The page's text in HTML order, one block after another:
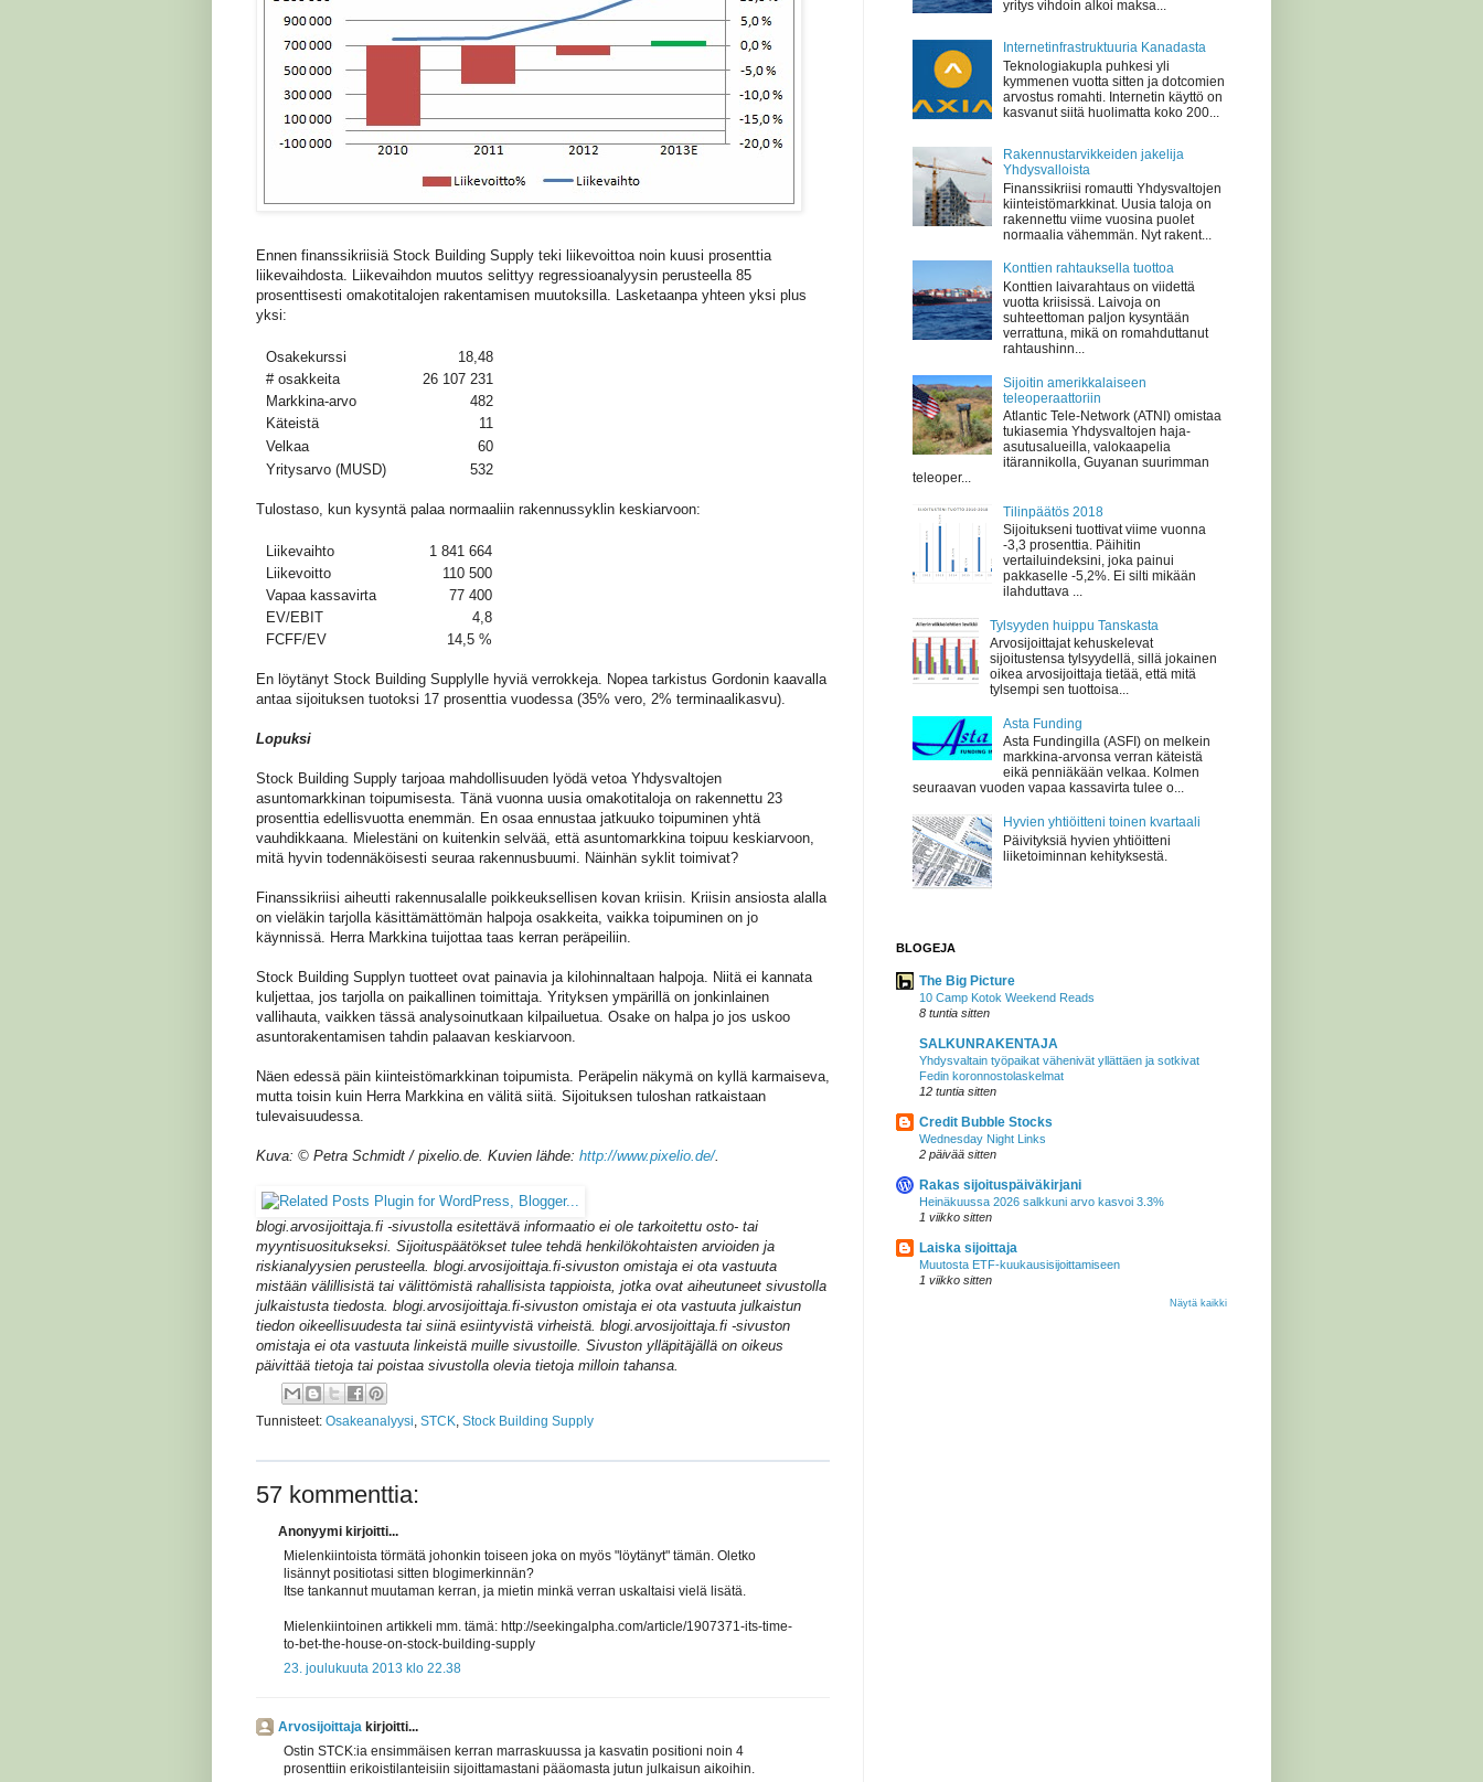
Ennen finanssikriisiä Stock Building Supply teki liikevoittoa noin kuusi prosenttia
liikevaihdosta. Liikevaihdon muutos selittyy regressioanalyysin perusteella 85
prosenttisesti omakotitalojen rakentamisen muutoksilla. Lasketaanpa yhteen yksi plus
yksi:
Osakekurssi
18,48
# osakkeita
26 107 231
Markkina-arvo
482
Käteistä
11
Velkaa
60
Yritysarvo (MUSD)
532
Tulostaso, kun kysyntä palaa normaaliin rakennussyklin keskiarvoon:
Liikevaihto
1 841 664
Liikevoitto
110 500
Vapaa kassavirta
77 400
EV/EBIT
4,8
FCFF/EV
14,5 %
En löytänyt Stock Building Supplylle hyviä verrokkeja. Nopea tarkistus Gordonin kaavalla
antaa sijoituksen tuotoksi 17 prosenttia vuodessa (35% vero, 2% terminaalikasvu).
Lopuksi
Stock Building Supply tarjoaa mahdollisuuden lyödä vetoa Yhdysvaltojen
asuntomarkkinan toipumisesta. Tänä vuonna uusia omakotitaloja on rakennettu 23
prosenttia edellisvuotta enemmän. En osaa ennustaa jatkuuko toipuminen yhtä
vauhdikkaana. Mielestäni on kuitenkin selvää, että asuntomarkkina toipuu keskiarvoon,
mitä hyvin todennäköisesti seuraa rakennusbuumi. Näinhän syklit toimivat?
Finanssikriisi aiheutti rakennusalalle poikkeuksellisen kovan kriisin. Kriisin ansiosta alalla
on vieläkin tarjolla käsittämättömän halpoja osakkeita, vaikka toipuminen on jo
käynnissä. Herra Markkina tuijottaa taas kerran peräpeiliin.
Stock Building Supplyn tuotteet ovat painavia ja kilohinnaltaan halpoja. Niitä ei kannata
kuljettaa, jos tarjolla on paikallinen toimittaja. Yrityksen ympärillä on jonkinlainen
vallihauta, vaikken tässä analysoinutkaan kilpailuetua. Osake on halpa jo jos uskoo
asuntorakentamisen tahdin palaavan keskiarvoon.
Näen edessä päin kiinteistömarkkinan toipumista. Peräpelin näkymä on kyllä karmaiseva,
mutta toisin kuin Herra Markkina en välitä siitä. Sijoituksen tuloshan ratkaistaan
tulevaisuudessa.
Kuva: © Petra Schmidt / pixelio.de. Kuvien lähde: http://www.pixelio.de/.
blogi.arvosijoittaja.fi -sivustolla esitettävä informaatio ei ole tarkoitettu osto- tai
myyntisuositukseksi. Sijoituspäätökset tulee tehdä henkilökohtaisten arvioiden ja
riskianalyysien perusteella. blogi.arvosijoittaja.fi-sivuston omistaja ei ota vastuuta
mistään välillisistä tai välittömistä rahallisista tappioista, jotka ovat aiheutuneet sivustolla
julkaistusta tiedosta. blogi.arvosijoittaja.fi-sivuston omistaja ei ota vastuuta julkaistun
tiedon oikeellisuudesta tai siinä esiintyvistä virheistä. blogi.arvosijoittaja.fi -sivuston
omistaja ei ota vastuuta linkeistä muille sivustoille. Sivuston ylläpitäjällä on oikeus
päivittää tietoja tai poistaa sivustolla olevia tietoja milloin tahansa.
Tunnisteet: Osakeanalyysi, STCK, Stock Building Supply
57 kommenttia:
Anonyymi kirjoitti...
Mielenkiintoista törmätä johonkin toiseen joka on myös "löytänyt" tämän. Oletko
lisännyt positiotasi sitten blogimerkinnän?
Itse tankannut muutaman kerran, ja mietin minkä verran uskaltaisi vielä lisätä.
Mielenkiintoinen artikkeli mm. tämä: http://seekingalpha.com/article/1907371-its-time-
to-bet-the-house-on-stock-building-supply
23. joulukuuta 2013 klo 22.38
Arvosijoittaja kirjoitti...
Ostin STCK:ia ensimmäisen kerran marraskuussa ja kasvatin positioni noin 4
prosenttiin erikoistilanteisiin sijoittamastani pääomasta jutun julkaisun aikoihin.
yritys vihdoin alkoi maksa...
Internetinfrastruktuuria Kanadasta
Teknologiakupla puhkesi yli
kymmenen vuotta sitten ja dotcomien
arvostus romahti. Internetin käyttö on
kasvanut siitä huolimatta koko 200...
Rakennustarvikkeiden jakelija
Yhdysvalloista
Finanssikriisi romautti Yhdysvaltojen
kiinteistömarkkinat. Uusia taloja on
rakennettu viime vuosina puolet
normaalia vähemmän. Nyt rakent...
Konttien rahtauksella tuottoa
Konttien laivarahtaus on viidettä
vuotta kriisissä. Laivoja on
suhteettoman paljon kysyntään
verrattuna, mikä on romahduttanut
rahtaushinn...
Sijoitin amerikkalaiseen
teleoperaattoriin
Atlantic Tele-Network (ATNI) omistaa
tukiasemia Yhdysvaltojen haja-
asutusalueilla, valokaapelia
itärannikolla, Guyanan suurimman
teleoper...
Tilinpäätös 2018
Sijoitukseni tuottivat viime vuonna
-3,3 prosenttia. Päihitin
vertailuindeksini, joka painui
pakkaselle -5,2%. Ei silti mikään
ilahduttava ...
Tylsyyden huippu Tanskasta
Arvosijoittajat kehuskelevat
sijoitustensa tylsyydellä, sillä jokainen
oikea arvosijoittaja tietää, että mitä
tylsempi sen tuottoisa...
Asta Funding
Asta Fundingilla (ASFI) on melkein
markkina-arvonsa verran käteistä
eikä penniäkään velkaa. Kolmen
seuraavan vuoden vapaa kassavirta tulee o...
Hyvien yhtiöitteni toinen kvartaali
Päivityksiä hyvien yhtiöitteni
liiketoiminnan kehityksestä.
BLOGEJA
The Big Picture
10 Camp Kotok Weekend Reads
8 tuntia sitten
SALKUNRAKENTAJA
Yhdysvaltain työpaikat vähenivät yllättäen ja sotkivat
Fedin koronnostolaskelmat
12 tuntia sitten
Credit Bubble Stocks
Wednesday Night Links
2 päivää sitten
Rakas sijoituspäiväkirjani
Heinäkuussa 2026 salkkuni arvo kasvoi 3.3%
1 viikko sitten
Laiska sijoittaja
Muutosta ETF-kuukausisijoittamiseen
1 viikko sitten
Näytä kaikki